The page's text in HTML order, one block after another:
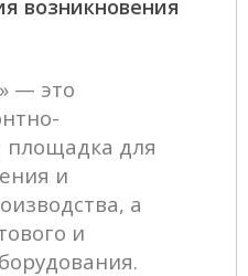
возникновения
— это
площадка для
и
а
и